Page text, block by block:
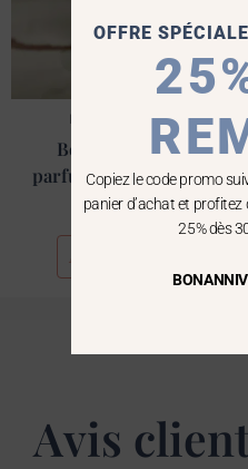
Bougies Parfumées
Bougie artisanale
parfumée Cèdre/Santal
20,00€
Avis
OFFRE
Copiez le code promo
panier d’achat et profitez
25% dès